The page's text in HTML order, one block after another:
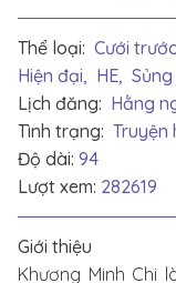
Thể loại: Cưới
Hiện đại, HE,
Lịch đăng: Hằng
Tình trạng: Truyện
Độ dài: 94
Lượt xem: 282619
Giới thiệu
Khương Minh Chi